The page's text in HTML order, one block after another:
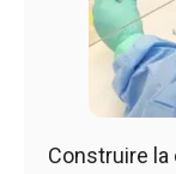
Construire la